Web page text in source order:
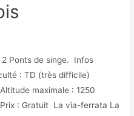
2 Ponts de singe. Infos
: TD (très difficile)
maximale : 1250
: Gratuit La via-ferrata La